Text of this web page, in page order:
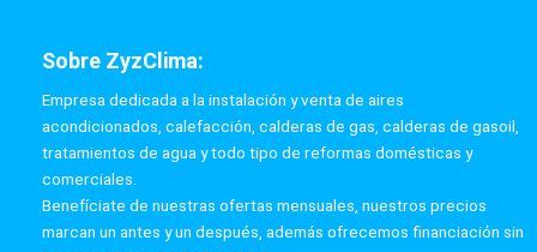
Sobre ZyzClima:
Empresa dedicada a la instalación y venta de aires
acondicionados, calefacción, calderas de gas, calderas de gasoil,
tratamientos de agua y todo tipo de reformas domésticas y
comerciales.
Benefíciate de nuestras ofertas mensuales, nuestros precios
marcan un antes y un después, además ofrecemos financiación sin